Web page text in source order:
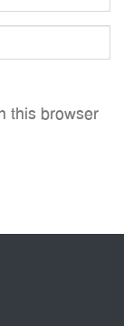
this browser